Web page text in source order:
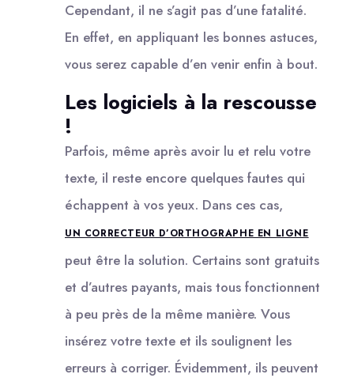
Cependant, il ne s’agit pas d’une fatalité.
En effet, en appliquant les bonnes astuces,
vous serez capable d’en venir enfin à bout.
Les logiciels à la rescousse
!
Parfois, même après avoir lu et relu votre
texte, il reste encore quelques fautes qui
échappent à vos yeux. Dans ces cas,
UN CORRECTEUR D’ORTHOGRAPHE EN LIGNE
peut être la solution. Certains sont gratuits
et d’autres payants, mais tous fonctionnent
à peu près de la même manière. Vous
insérez votre texte et ils soulignent les
erreurs à corriger. Évidemment, ils peuvent